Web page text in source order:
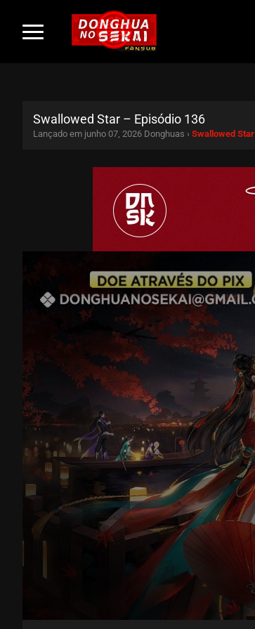
Swallowed Star – Episódio 136
Lançado em junho 07, 2026 Donghuas › Swallowed Star